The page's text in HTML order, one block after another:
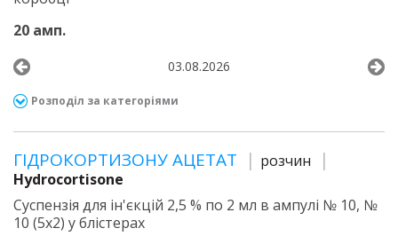
20 амп.
03.08.2026
Розподіл за категоріями
ГІДРОКОРТИЗОНУ АЦЕТАТ
розчин
Hydrocortisone
Суспензія для ін'єкцій 2,5 % по 2 мл в ампулі № 10, №
10 (5х2) у блістерах